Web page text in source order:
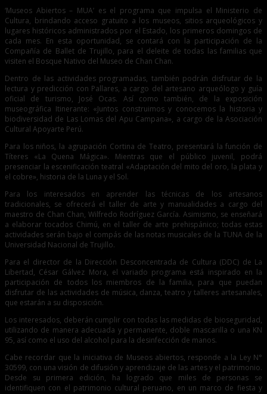
‘Museos Abiertos – MUA’ es el programa que impulsa el Ministerio de
Cultura, brindando acceso gratuito a los museos, sitios arqueológicos y
lugares históricos administrados por el Estado, los primeros domingos de
cada mes. En esta oportunidad, se contará con la participación de la
Compañía de Ballet de Trujillo, para el deleite de todas las familias que
visiten el Bosque Nativo del Museo de Chan Chan.
Dentro de las actividades programadas, también podrán disfrutar de la
lectura y predicción con Pallares, a cargo del artesano arqueólogo y guía
oficial de turismo, José Ocas. Así como también, de la exposición
museográfica Itinerante: «Juntos construimos y conocemos la historia y
biodiversidad de Las Lomas del Apu Campana», a cargo de la Asociación
Cultural Apoyarte Perú.
Para los niños, la agrupación Cortina de Teatro, presentará la función de
Títeres «La Quena Mágica». Mientras que el público juvenil, podrá
presenciar la escenificación teatral «Adaptación del mito del oro, la plata y
el cobre», historia de la Luna y el Sol.
Para los interesados en aprender las técnicas de los artesanos
tradicionales, se ofrecerá el taller de arte y manualidades a cargo del
maestro de Chan Chan, Wilfredo Rodríguez García. Asimismo, se enseñará
a elaborar tocados Chimú, en el taller de arte prehispánico; todas estas
actividades serán bajo el compás de las notas musicales de la TUNA de la
Universidad Nacional de Trujillo.
Para el director de la Dirección Desconcentrada de Cultura (DDC) de La
Libertad, César Gálvez Mora, el variado programa está inspirado en la
participación de todos los miembros de la familia, para que puedan
disfrutar de las actividades de música, danza, teatro y talleres artesanales,
que estarán a su disposición.
Los interesados, deberán cumplir con todas las medidas de bioseguridad,
utilizando de manera adecuada y permanente, doble mascarilla o una KN
95, así como el uso del alcohol para la desinfección de manos.
Cabe recordar que la iniciativa de Museos abiertos, responde a la Ley N°
30599, con una visión de difusión y aprendizaje de las artes y el patrimonio.
Desde su primera edición, ha logrado que miles de personas se
identifiquen con el patrimonio cultural peruano, en un marco de fiesta y